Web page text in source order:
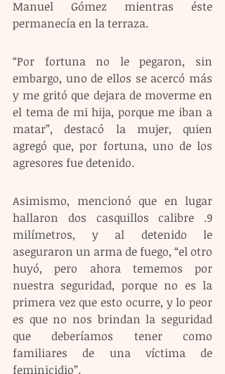
Manuel Gómez mientras éste
permanecía en la terraza.
“Por fortuna no le pegaron, sin
embargo, uno de ellos se acercó más
y me gritó que dejara de moverme en
el tema de mi hija, porque me iban a
matar”, destacó la mujer, quien
agregó que, por fortuna, uno de los
agresores fue detenido.
Asimismo, mencionó que en lugar
hallaron dos casquillos calibre .9
milímetros, y al detenido le
aseguraron un arma de fuego, “el otro
huyó, pero ahora tememos por
nuestra seguridad, porque no es la
primera vez que esto ocurre, y lo peor
es que no nos brindan la seguridad
que deberíamos tener como
familiares de una víctima de
feminicidio”.